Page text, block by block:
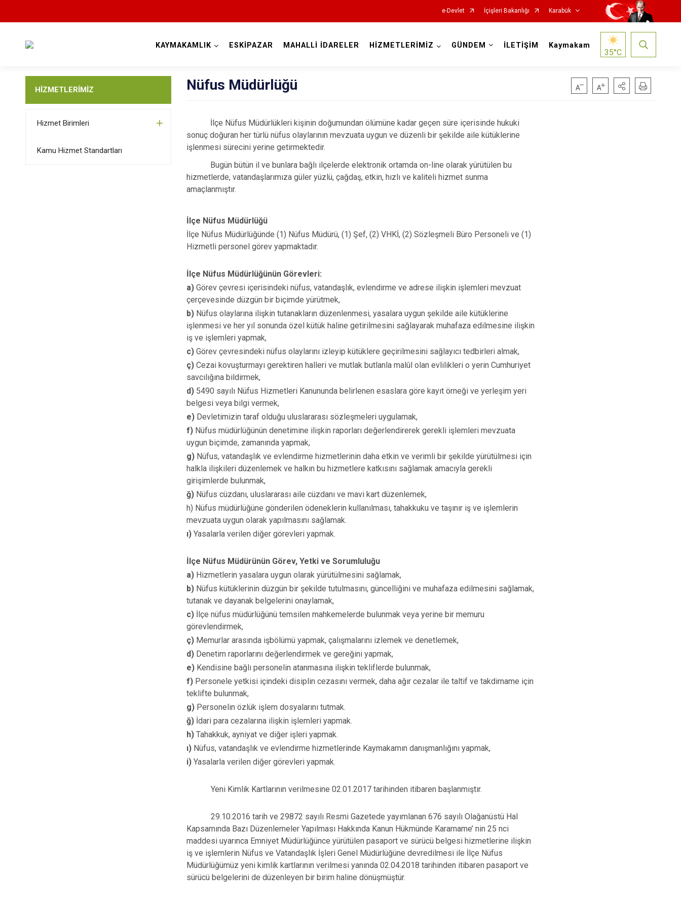
e-Devlet İçişleri Bakanlığı Karabük
Eflani
Safranbolu
KAYMAKAMLIK ESKİPAZAR MAHALLİ İDARELER HİZMETLERİMİZ GÜNDEM İLETİŞİM Kaymakam
35°C
HİZMETLERİMİZ
Hizmet Birimleri
Kamu Hizmet Standartları
Nüfus Müdürlüğü
İlçe Nüfus Müdürlükleri kişinin doğumundan ölümüne kadar geçen süre içerisinde hukuki
sonuç doğuran her türlü nüfus olaylarının mevzuata uygun ve düzenli bir şekilde aile kütüklerine
işlenmesi sürecini yerine getirmektedir.
Bugün bütün il ve bunlara bağlı ilçelerde elektronik ortamda on-line olarak yürütülen bu
hizmetlerde, vatandaşlarımıza güler yüzlü, çağdaş, etkin, hızlı ve kaliteli hizmet sunma
amaçlanmıştır.
İlçe Nüfus Müdürlüğü
İlçe Nüfus Müdürlüğünde (1) Nüfus Müdürü, (1) Şef, (2) VHKİ, (2) Sözleşmeli Büro Personeli ve (1)
Hizmetli personel görev yapmaktadır.
İlçe Nüfus Müdürlüğünün Görevleri:
a) Görev çevresi içerisindeki nüfus, vatandaşlık, evlendirme ve adrese ilişkin işlemleri mevzuat
çerçevesinde düzgün bir biçimde yürütmek,
b) Nüfus olaylarına ilişkin tutanakların düzenlenmesi, yasalara uygun şekilde aile kütüklerine
işlenmesi ve her yıl sonunda özel kütük haline getirilmesini sağlayarak muhafaza edilmesine ilişkin
iş ve işlemleri yapmak,
c) Görev çevresindeki nüfus olaylarını izleyip kütüklere geçirilmesini sağlayıcı tedbirleri almak,
ç) Cezai kovuşturmayı gerektiren halleri ve mutlak butlanla malûl olan evlilikleri o yerin Cumhuriyet
savcılığına bildirmek,
d) 5490 sayılı Nüfus Hizmetleri Kanununda belirlenen esaslara göre kayıt örneği ve yerleşim yeri
belgesi veya bilgi vermek,
e) Devletimizin taraf olduğu uluslararası sözleşmeleri uygulamak,
f) Nüfus müdürlüğünün denetimine ilişkin raporları değerlendirerek gerekli işlemleri mevzuata
uygun biçimde, zamanında yapmak,
g) Nüfus, vatandaşlık ve evlendirme hizmetlerinin daha etkin ve verimli bir şekilde yürütülmesi için
halkla ilişkileri düzenlemek ve halkın bu hizmetlere katkısını sağlamak amacıyla gerekli
girişimlerde bulunmak,
ğ) Nüfus cüzdanı, uluslararası aile cüzdanı ve mavi kart düzenlemek,
h) Nüfus müdürlüğüne gönderilen ödeneklerin kullanılması, tahakkuku ve taşınır iş ve işlemlerin
mevzuata uygun olarak yapılmasını sağlamak.
ı) Yasalarla verilen diğer görevleri yapmak.
İlçe Nüfus Müdürünün Görev, Yetki ve Sorumluluğu
a) Hizmetlerin yasalara uygun olarak yürütülmesini sağlamak,
b) Nüfus kütüklerinin düzgün bir şekilde tutulmasını, güncelliğini ve muhafaza edilmesini sağlamak,
tutanak ve dayanak belgelerini onaylamak,
c) İlçe nüfus müdürlüğünü temsilen mahkemelerde bulunmak veya yerine bir memuru
görevlendirmek,
ç) Memurlar arasında işbölümü yapmak, çalışmalarını izlemek ve denetlemek,
d) Denetim raporlarını değerlendirmek ve gereğini yapmak,
e) Kendisine bağlı personelin atanmasına ilişkin tekliflerde bulunmak,
f) Personele yetkisi içindeki disiplin cezasını vermek, daha ağır cezalar ile taltif ve takdirname için
teklifte bulunmak,
g) Personelin özlük işlem dosyalarını tutmak.
ğ) İdari para cezalarına ilişkin işlemleri yapmak.
h) Tahakkuk, ayniyat ve diğer işleri yapmak.
ı) Nüfus, vatandaşlık ve evlendirme hizmetlerinde Kaymakamın danışmanlığını yapmak,
i) Yasalarla verilen diğer görevleri yapmak.
Yeni Kimlik Kartlarının verilmesine 02.01.2017 tarihinden itibaren başlanmıştır.
29.10.2016 tarih ve 29872 sayılı Resmi Gazetede yayımlanan 676 sayılı Olağanüstü Hal
Kapsamında Bazı Düzenlemeler Yapılması Hakkında Kanun Hükmünde Kararname’ nin 25 nci
maddesi uyarınca Emniyet Müdürlüğünce yürütülen pasaport ve sürücü belgesi hizmetlerine ilişkin
iş ve işlemlerin Nüfus ve Vatandaşlık İşleri Genel Müdürlüğüne devredilmesi ile İlçe Nüfus
Müdürlüğümüz yeni kimlik kartlarının verilmesi yanında 02.04.2018 tarihinden itibaren pasaport ve
sürücü belgelerini de düzenleyen bir birim haline dönüşmüştür.